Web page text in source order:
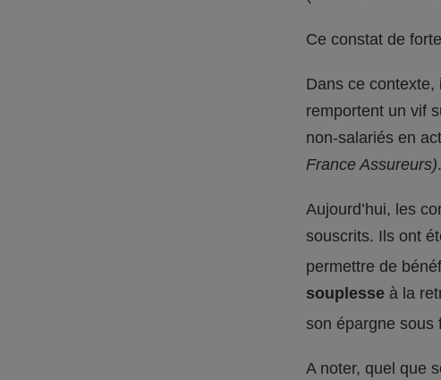
Ce constat de
Dans ce contexte,
remportent un vif
non-salariés en
France Assureurs).
Aujourd’hui, les
souscrits. Ils ont
permettre de
souplesse à la
son épargne sous
A noter, quel que